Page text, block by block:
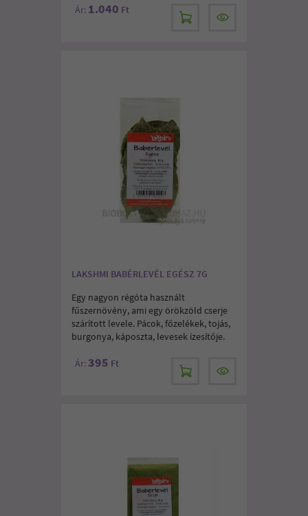
Ár: 1.040 Ft
LAKSHMI BABÉRLEVÉL EGÉSZ 7G
Egy nagyon régóta használt
fűszernövény, ami egy örökzöld cserje
szárított levele. Pácok, főzelékek, tojás,
burgonya, káposzta, levesek ízesítője.
Ár: 395 Ft